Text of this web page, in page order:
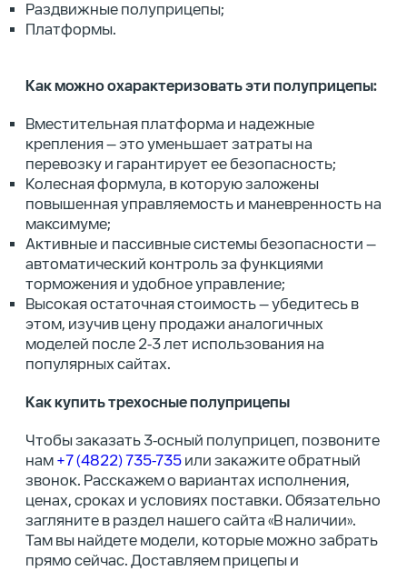
Раздвижные полуприцепы;
Платформы.
Как можно охарактеризовать эти полуприцепы:
Вместительная платформа и надежные
крепления — это уменьшает затраты на
перевозку и гарантирует ее безопасность;
Колесная формула, в которую заложены
повышенная управляемость и маневренность на
максимуме;
Активные и пассивные системы безопасности —
автоматический контроль за функциями
торможения и удобное управление;
Высокая остаточная стоимость — убедитесь в
этом, изучив цену продажи аналогичных
моделей после 2-3 лет использования на
популярных сайтах.
Как купить трехосные полуприцепы
Чтобы заказать 3-осный полуприцеп, позвоните
нам +7 (4822) 735-735 или закажите обратный
звонок. Расскажем о вариантах исполнения,
ценах, сроках и условиях поставки. Обязательно
загляните в раздел нашего сайта «В наличии».
Там вы найдете модели, которые можно забрать
прямо сейчас. Доставляем прицепы и